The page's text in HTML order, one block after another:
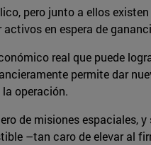
pero junto a ellos
en espera de
real que puede
permite dar
operación.
de misiones espaciales,
–tan caro de elevar al